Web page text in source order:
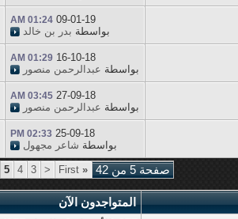
09-01-19
01:24 AM
بواسطة بدر بن خالد
16-10-18
01:29 AM
بواسطة عبدالرحمن منصور
27-09-18
03:45 AM
بواسطة عبدالرحمن منصور
25-09-18
02:33 PM
بواسطة شاعر مجهول
صفحة 5 من 42 «
<
3
4
5
المتواجدون الآن